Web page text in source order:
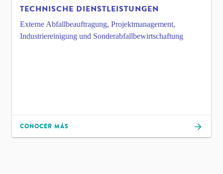
TECHNISCHE DIENSTLEISTUNGEN
Externe Abfallbeauftragung, Projektmanagement,
Industriereinigung und Sonderabfallbewirtschaftung
CONOCER MÁS